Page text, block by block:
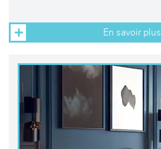
En savoir plus